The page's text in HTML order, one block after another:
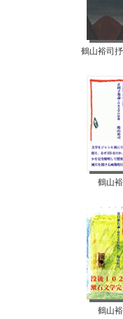
鶴山裕司
鶴山
鶴山